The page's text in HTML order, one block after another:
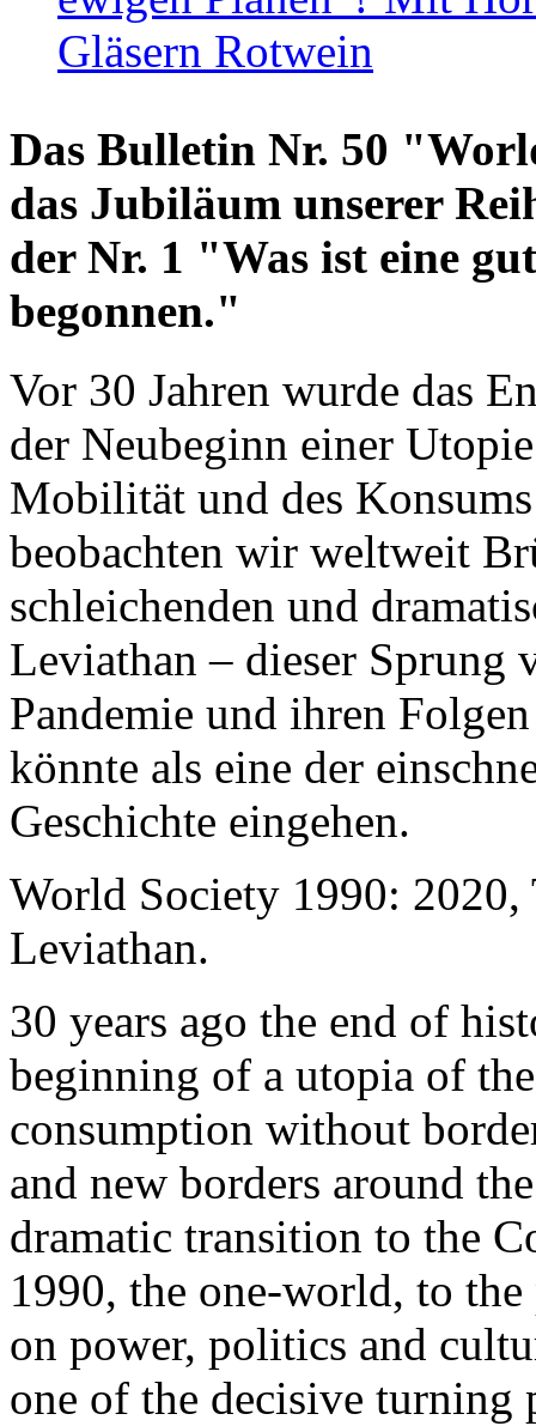
Gläsern Rotwein
Das Bulletin Nr. 50
das Jubiläum unserer
der Nr. 1 "Was ist eine
begonnen."
Vor 30 Jahren wurde das
der Neubeginn einer
Mobilität und des
beobachten wir weltweit
schleichenden und
Leviathan – dieser Sprung
Pandemie und ihren
könnte als eine der
Geschichte eingehen.
World Society 1990: 2020,
Leviathan.
30 years ago the end of
beginning of a utopia of
consumption without
and new borders around
dramatic transition to the
1990, the one-world, to the
on power, politics and
one of the decisive turning